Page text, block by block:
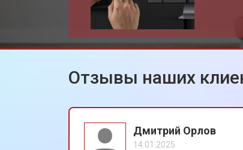
Отзывы наших
Дмитрий Орлов
14.01.2025